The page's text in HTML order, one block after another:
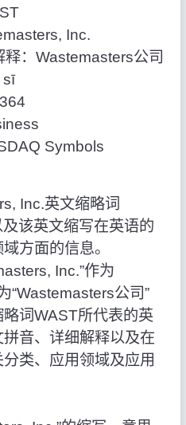
Inc.
：Wastemasters公司
sī
Symbols
Inc.英文缩略词
该英文缩写在英语的
方面的信息。
Inc.”作为
“Wastemasters公司”
词WAST所代表的英
音、详细解释以及在
类、应用领域及应用